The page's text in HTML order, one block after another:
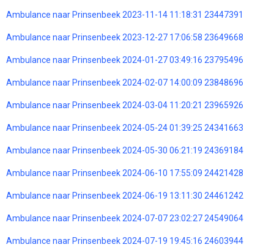
Ambulance naar Prinsenbeek 2023-11-14 11:18:31 23447391
Ambulance naar Prinsenbeek 2023-12-27 17:06:58 23649668
Ambulance naar Prinsenbeek 2024-01-27 03:49:16 23795496
Ambulance naar Prinsenbeek 2024-02-07 14:00:09 23848696
Ambulance naar Prinsenbeek 2024-03-04 11:20:21 23965926
Ambulance naar Prinsenbeek 2024-05-24 01:39:25 24341663
Ambulance naar Prinsenbeek 2024-05-30 06:21:19 24369184
Ambulance naar Prinsenbeek 2024-06-10 17:55:09 24421428
Ambulance naar Prinsenbeek 2024-06-19 13:11:30 24461242
Ambulance naar Prinsenbeek 2024-07-07 23:02:27 24549064
Ambulance naar Prinsenbeek 2024-07-19 19:45:16 24603944